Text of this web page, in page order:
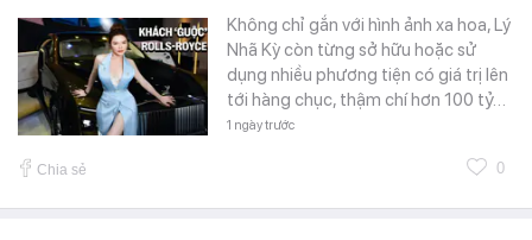
Không chỉ gắn với hình ảnh xa hoa, Lý
Nhã Kỳ còn từng sở hữu hoặc sử
dụng nhiều phương tiện có giá trị lên
tới hàng chục, thậm chí hơn 100 tỷ…
1 ngày trước
Chia sẻ 0